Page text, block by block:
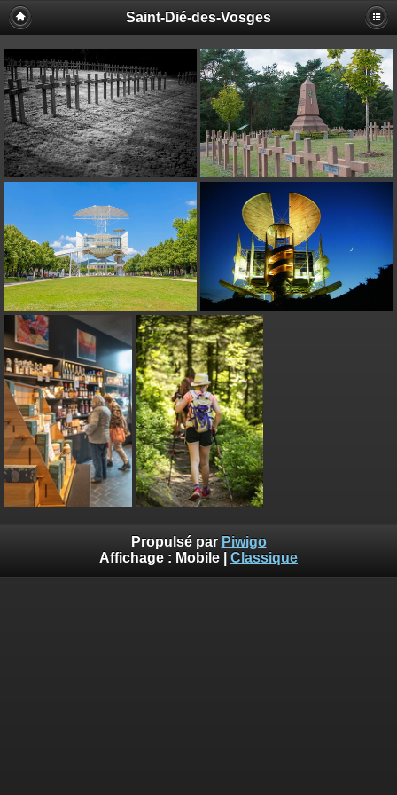
Saint-Dié-des-Vosges
Propulsé par Piwigo
Affichage : Mobile Classique